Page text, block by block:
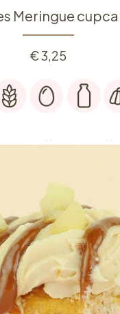
Meringue
€3,25